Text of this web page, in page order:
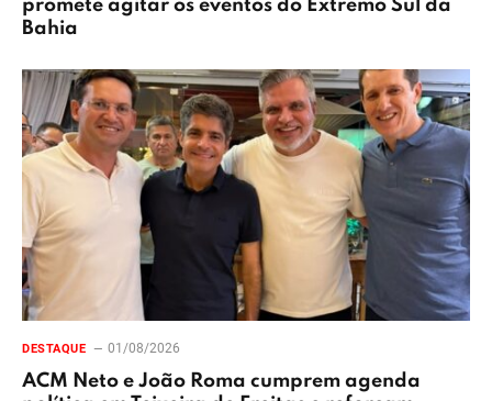
promete agitar os eventos do Extremo Sul da
Bahia
DESTAQUE 01/08/2026
ACM Neto e João Roma cumprem agenda